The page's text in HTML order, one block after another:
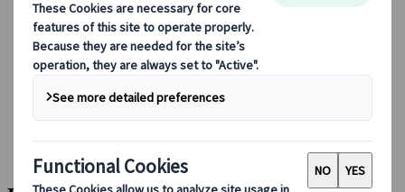
La gastronomie japonaise
Explorer le Japon en train
Questions fréquentes
Informations utiles
Règles du savoir-vivre au Japon
Conduire au Japon
Réserver avec nous
Japan Rail Pass
Hébergement
Consultation en ligne